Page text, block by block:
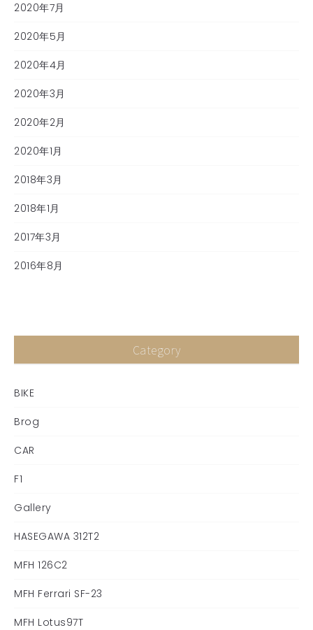
2020年7月
2020年5月
2020年4月
2020年3月
2020年2月
2020年1月
2018年3月
2018年1月
2017年3月
2016年8月
Category
BIKE
Brog
CAR
F1
Gallery
HASEGAWA 312T2
MFH 126C2
MFH Ferrari SF-23
MFH Lotus97T